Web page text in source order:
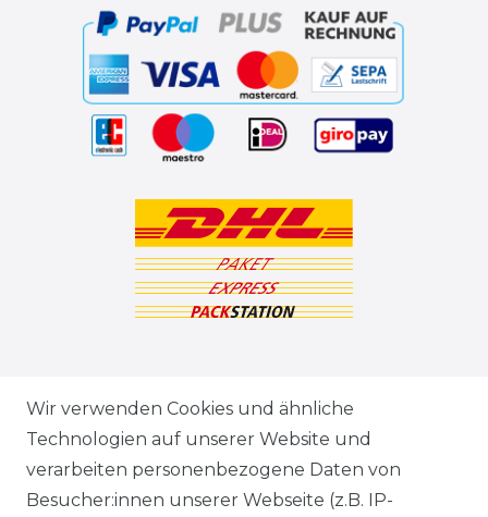
VERSANDARTEN & -KOSTEN
GEWERBETREIBENDE?
Wir verwenden Cookies und ähnliche
Technologien auf unserer Website und
verarbeiten personenbezogene Daten von
Besucher:innen unserer Webseite (z.B. IP-